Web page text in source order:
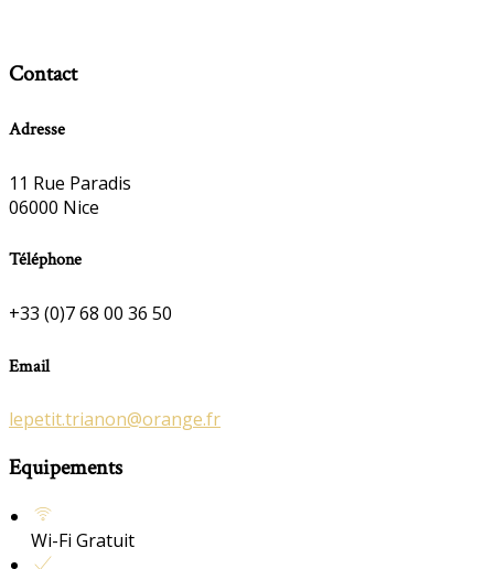
Contact
Adresse
11 Rue Paradis
06000 Nice
Téléphone
+33 (0)7 68 00 36 50
Email
lepetit.trianon@orange.fr
Equipements
Wi-Fi Gratuit